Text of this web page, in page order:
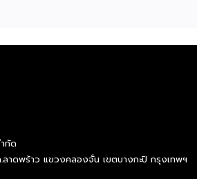
ายประการที่ต้องทำความเข้าใจให้
ารเตรียมตัวกันก่อนว่ามีประเด็นใดบ้าง
บ การลงทุนทองคำ คืออะไร G H
ตัวสูงขึ้นเมื่อเวลาผ่านไป โลหะมีค่าชนิด
แหล่งพักเงินที่ปลอดภัย หรือ Safe
คงที่อยู่ในตัวเอง จึงช่วยปกป้องความ
กัด
าดพร้าว แขวงคลองจั่น เขตบางกะปิ กรุงเทพฯ